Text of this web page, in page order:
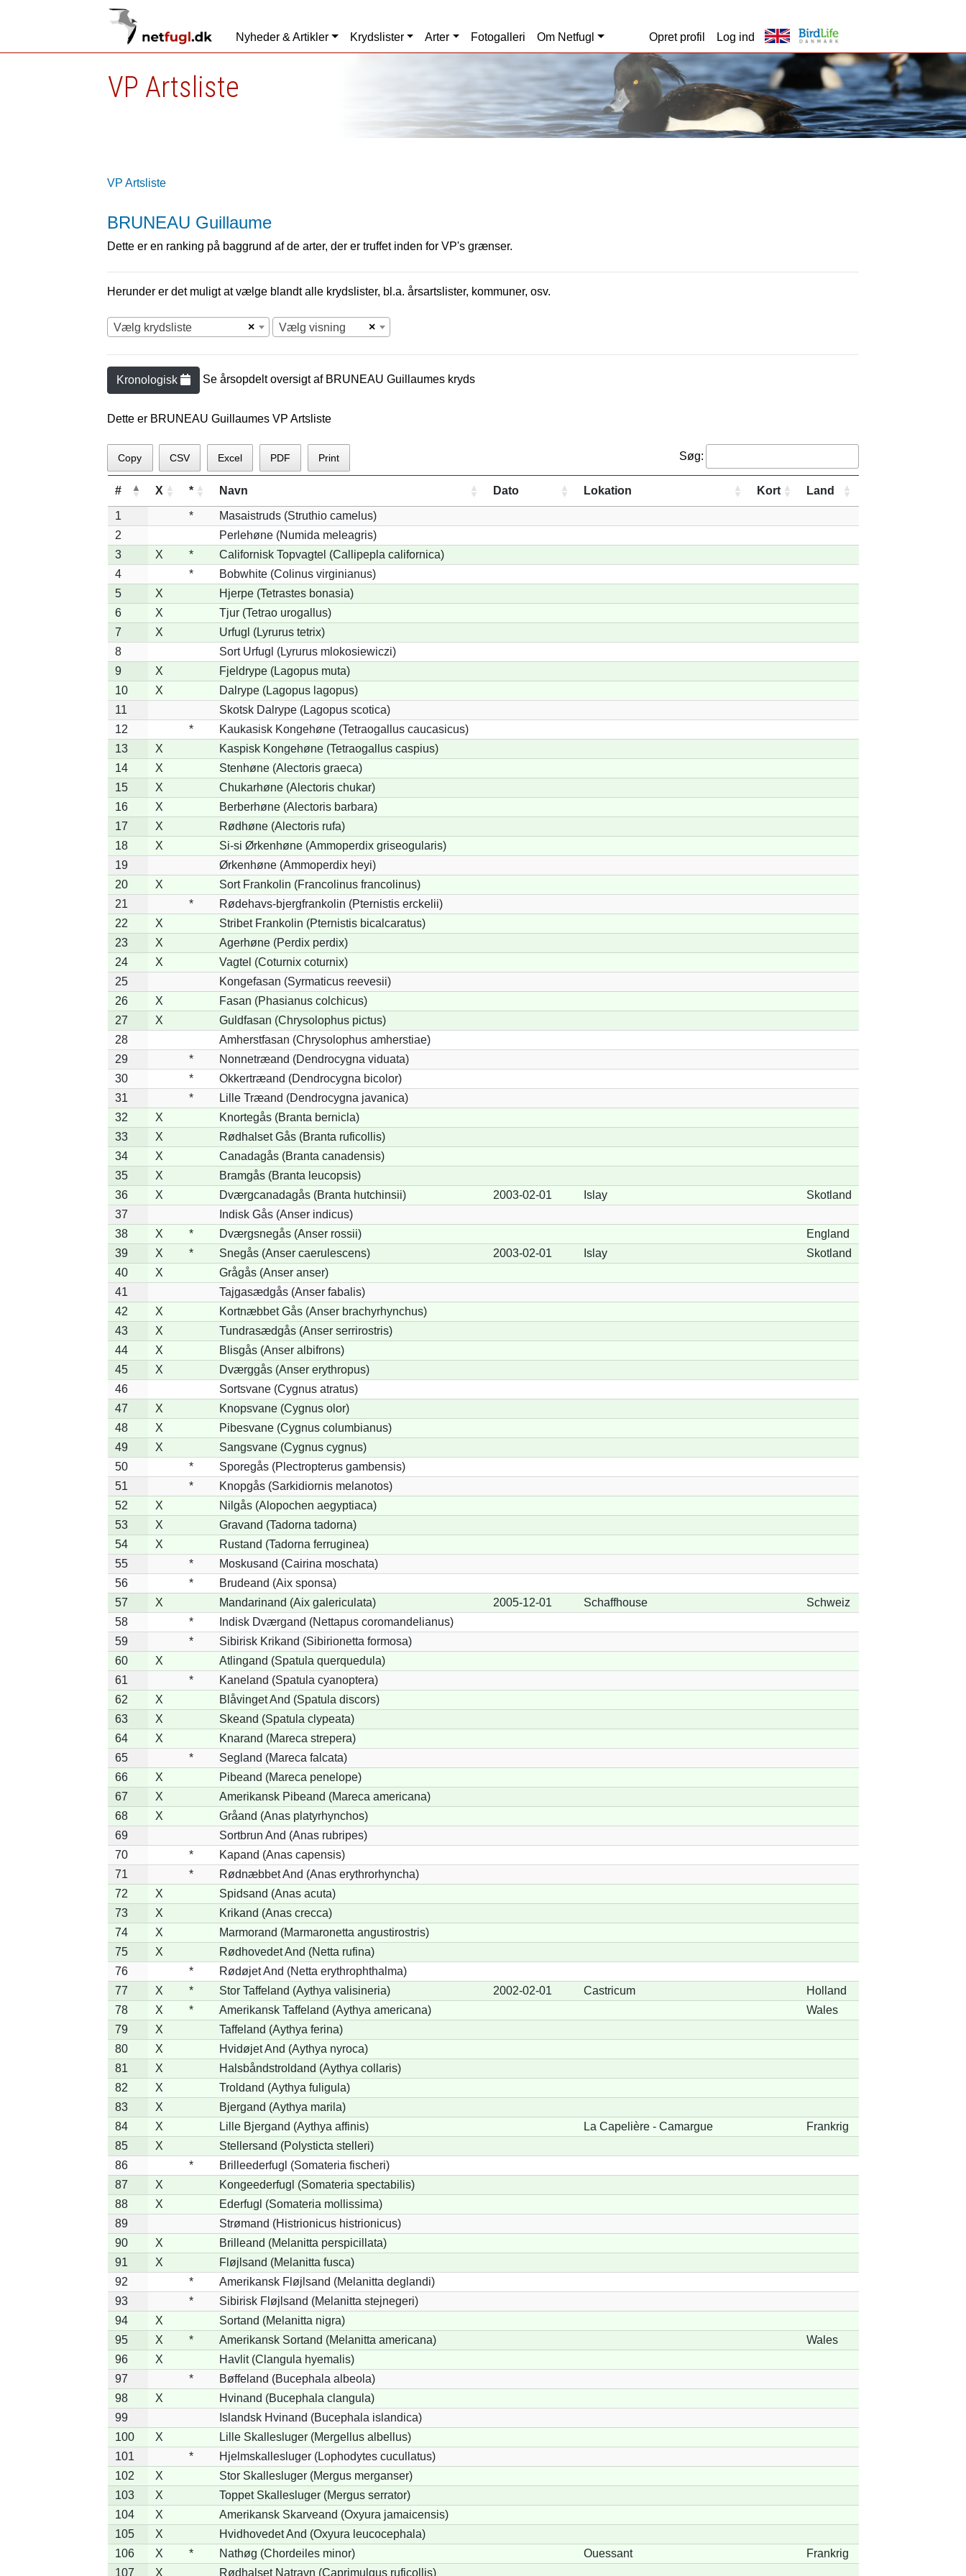
Nyheder & Artikler Krydslister Arter Fotogalleri Om Netfugl Opret profil Log ind
VP Artsliste
VP Artsliste
BRUNEAU Guillaume
Dette er en ranking på baggrund af de arter, der er truffet inden for VP's grænser.
Herunder er det muligt at vælge blandt alle krydslister, bl.a. årsartslister, kommuner, osv.
×
Vælg krydsliste ×
Vælg visning
Kronologisk Se årsopdelt oversigt af BRUNEAU Guillaumes kryds
Dette er BRUNEAU Guillaumes VP Artsliste
Copy CSV Excel PDF Print Søg:
# X * Navn Dato Lokation Kort Land
1 *
Masaistruds (Struthio camelus)
2
Perlehøne (Numida meleagris)
3
X *
Californisk Topvagtel (Callipepla californica)
4
*
Bobwhite (Colinus virginianus)
5
X
Hjerpe (Tetrastes bonasia)
6
X
Tjur (Tetrao urogallus)
7
X
Urfugl (Lyrurus tetrix)
8
Sort Urfugl (Lyrurus mlokosiewiczi)
9
X
Fjeldrype (Lagopus muta)
10
X
Dalrype (Lagopus lagopus)
11
Skotsk Dalrype (Lagopus scotica)
12
*
Kaukasisk Kongehøne (Tetraogallus caucasicus)
13
X
Kaspisk Kongehøne (Tetraogallus caspius)
14
X
Stenhøne (Alectoris graeca)
15
X
Chukarhøne (Alectoris chukar)
16
X
Berberhøne (Alectoris barbara)
17
X
Rødhøne (Alectoris rufa)
18
X
Si-si Ørkenhøne (Ammoperdix griseogularis)
19
Ørkenhøne (Ammoperdix heyi)
20
X
Sort Frankolin (Francolinus francolinus)
21
*
Rødehavs-bjergfrankolin (Pternistis erckelii)
22
X
Stribet Frankolin (Pternistis bicalcaratus)
23
X
Agerhøne (Perdix perdix)
24
X
Vagtel (Coturnix coturnix)
25
Kongefasan (Syrmaticus reevesii)
26
X
Fasan (Phasianus colchicus)
27
X
Guldfasan (Chrysolophus pictus)
28
Amherstfasan (Chrysolophus amherstiae)
29
*
Nonnetræand (Dendrocygna viduata)
30
*
Okkertræand (Dendrocygna bicolor)
31
*
Lille Træand (Dendrocygna javanica)
32
X
Knortegås (Branta bernicla)
33
X
Rødhalset Gås (Branta ruficollis)
34
X
Canadagås (Branta canadensis)
35
X
Bramgås (Branta leucopsis)
36
X Dværgcanadagås (Branta hutchinsii) 2003-02-01 Islay
Skotland
37
Indisk Gås (Anser indicus)
38
X * Dværgsnegås (Anser rossii)
England
39
X * Snegås (Anser caerulescens) 2003-02-01 Islay
Skotland
40
X
Grågås (Anser anser)
41
Tajgasædgås (Anser fabalis)
42
X
Kortnæbbet Gås (Anser brachyrhynchus)
43
X
Tundrasædgås (Anser serrirostris)
44
X
Blisgås (Anser albifrons)
45
X
Dværggås (Anser erythropus)
46
Sortsvane (Cygnus atratus)
47
X
Knopsvane (Cygnus olor)
48
X
Pibesvane (Cygnus columbianus)
49
X
Sangsvane (Cygnus cygnus)
50
*
Sporegås (Plectropterus gambensis)
51
*
Knopgås (Sarkidiornis melanotos)
52
X
Nilgås (Alopochen aegyptiaca)
53
X
Gravand (Tadorna tadorna)
54
X
Rustand (Tadorna ferruginea)
55
*
Moskusand (Cairina moschata)
56
*
Brudeand (Aix sponsa)
57
X Mandarinand (Aix galericulata) 2005-12-01 Schaffhouse
Schweiz
58
*
Indisk Dværgand (Nettapus coromandelianus)
59
*
Sibirisk Krikand (Sibirionetta formosa)
60
X
Atlingand (Spatula querquedula)
61
*
Kaneland (Spatula cyanoptera)
62
X
Blåvinget And (Spatula discors)
63
X
Skeand (Spatula clypeata)
64
X
Knarand (Mareca strepera)
65
*
Segland (Mareca falcata)
66
X
Pibeand (Mareca penelope)
67
X
Amerikansk Pibeand (Mareca americana)
68
X
Gråand (Anas platyrhynchos)
69
Sortbrun And (Anas rubripes)
70
*
Kapand (Anas capensis)
71
*
Rødnæbbet And (Anas erythrorhyncha)
72
X
Spidsand (Anas acuta)
73
X
Krikand (Anas crecca)
74
X
Marmorand (Marmaronetta angustirostris)
75
X
Rødhovedet And (Netta rufina)
76
*
Rødøjet And (Netta erythrophthalma)
77
X * Stor Taffeland (Aythya valisineria) 2002-02-01 Castricum
Holland
78
X * Amerikansk Taffeland (Aythya americana)
Wales
79
X
Taffeland (Aythya ferina)
80
X
Hvidøjet And (Aythya nyroca)
81
X
Halsbåndstroldand (Aythya collaris)
82
X
Troldand (Aythya fuligula)
83
X
Bjergand (Aythya marila)
84
X Lille Bjergand (Aythya affinis) La Capelière - Camargue
Frankrig
85
X
Stellersand (Polysticta stelleri)
86
*
Brilleederfugl (Somateria fischeri)
87
X
Kongeederfugl (Somateria spectabilis)
88
X
Ederfugl (Somateria mollissima)
89
Strømand (Histrionicus histrionicus)
90
X
Brilleand (Melanitta perspicillata)
91
X
Fløjlsand (Melanitta fusca)
92
*
Amerikansk Fløjlsand (Melanitta deglandi)
93
*
Sibirisk Fløjlsand (Melanitta stejnegeri)
94
X
Sortand (Melanitta nigra)
95
X * Amerikansk Sortand (Melanitta americana)
Wales
96
X
Havlit (Clangula hyemalis)
97
*
Bøffeland (Bucephala albeola)
98
X
Hvinand (Bucephala clangula)
99
Islandsk Hvinand (Bucephala islandica)
100
X
Lille Skallesluger (Mergellus albellus)
101
*
Hjelmskallesluger (Lophodytes cucullatus)
102
X
Stor Skallesluger (Mergus merganser)
103
X
Toppet Skallesluger (Mergus serrator)
104
X
Amerikansk Skarveand (Oxyura jamaicensis)
105
X
Hvidhovedet And (Oxyura leucocephala)
106
X * Nathøg (Chordeiles minor) Ouessant
Frankrig
107
X Rødhalset Natravn (Caprimulgus ruficollis)